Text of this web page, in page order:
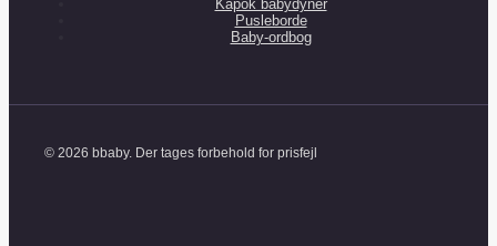
Kapok babydyner
Pusleborde
Baby-ordbog
© 2026 bbaby. Der tages forbehold for prisfejl